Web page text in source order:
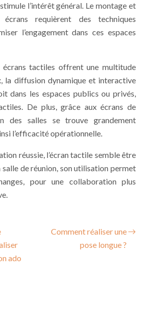
l’intérêt général. Le montage et
requièrent des techniques
l’engagement dans ces espaces
écrans tactiles offrent une multitude
la diffusion dynamique et interactive
dans les espaces publics ou privés,
De plus, grâce aux écrans de
des salles se trouve grandement
l’efficacité opérationnelle.
réussie, l’écran tactile semble être
salle de réunion, son utilisation permet
pour une collaboration plus
ado
Comment réaliser une
pose longue ?